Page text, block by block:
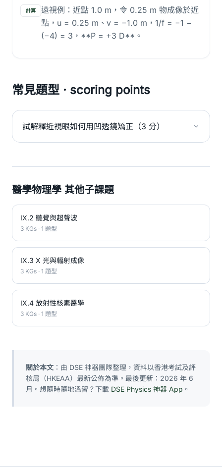
計算
遠視例：近點 1.0 m，令 0.25 m 物成像於近
點，u = 0.25 m、v = −1.0 m，1/f = −1 −
(−4) = 3，**P = +3 D**。
常見題型 · scoring points
試解釋近視眼如何用凹透鏡矯正（3 分）
醫學物理學 其他子課題
IX.2 聽覺與超聲波
3 KGs · 1 題型
IX.3 X 光與輻射成像
3 KGs · 1 題型
IX.4 放射性核素醫學
3 KGs · 1 題型
關於本文 ：由 DSE 神器團隊整理，資料以香港考試及評
核局（HKEAA）最新公佈為準。最後更新：2026 年 6
月。想隨時隨地溫習？下載 DSE Physics 神器 App 。